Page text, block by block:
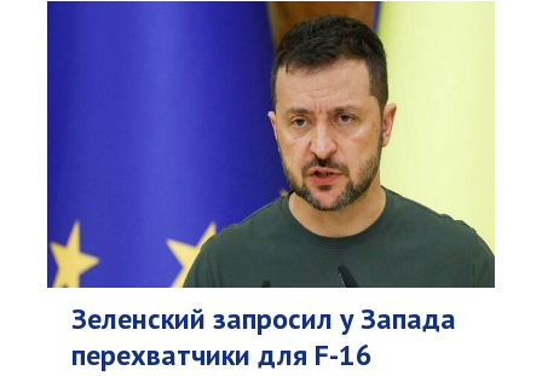
Зеленский запросил у Запада
перехватчики для F-16